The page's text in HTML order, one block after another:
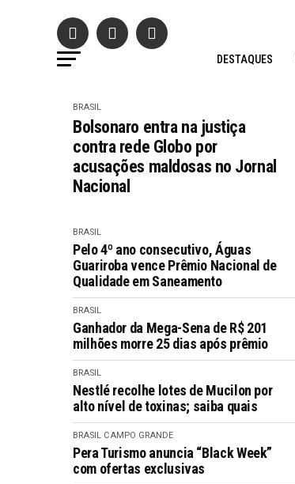
DESTAQUES
BRASIL
Bolsonaro entra na justiça
contra rede Globo por
acusações maldosas no Jornal
Nacional
BRASIL
Pelo 4º ano consecutivo, Águas
Guariroba vence Prêmio Nacional de
Qualidade em Saneamento
BRASIL
Ganhador da Mega-Sena de R$ 201
milhões morre 25 dias após prêmio
BRASIL
Nestlé recolhe lotes de Mucilon por
alto nível de toxinas; saiba quais
BRASIL CAMPO GRANDE
Pera Turismo anuncia “Black Week”
com ofertas exclusivas